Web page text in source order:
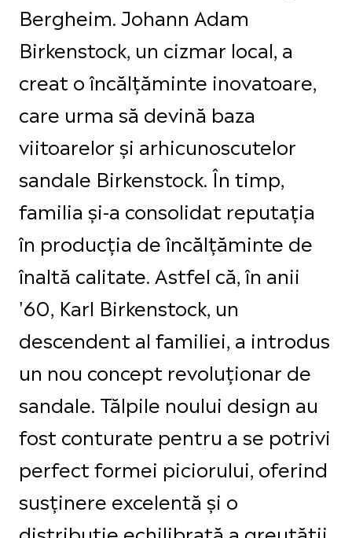
Bergheim. Johann Adam
Birkenstock, un cizmar local, a
creat o încălțăminte inovatoare,
care urma să devină baza
viitoarelor și arhicunoscutelor
sandale Birkenstock. În timp,
familia și-a consolidat reputația
în producția de încălțăminte de
înaltă calitate. Astfel că, în anii
'60, Karl Birkenstock, un
descendent al familiei, a introdus
un nou concept revoluționar de
sandale. Tălpile noului design au
fost conturate pentru a se potrivi
perfect formei piciorului, oferind
susținere excelentă și o
distribuție echilibrată a greutății.